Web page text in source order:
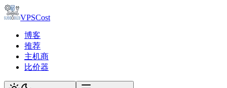
VPSCost
博客
推荐
主机商
比价器